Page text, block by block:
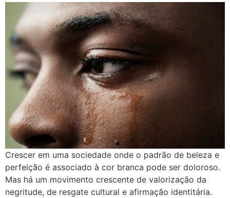
Crescer em uma sociedade onde o padrão de beleza e
perfeição é associado à cor branca pode ser doloroso.
Mas há um movimento crescente de valorização da
negritude, de resgate cultural e afirmação identitária.